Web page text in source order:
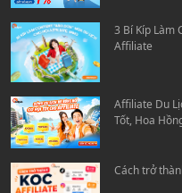
3 Bí Kíp Làm
Affiliate
Affiliate Du
Tốt, Hoa
Cách trở